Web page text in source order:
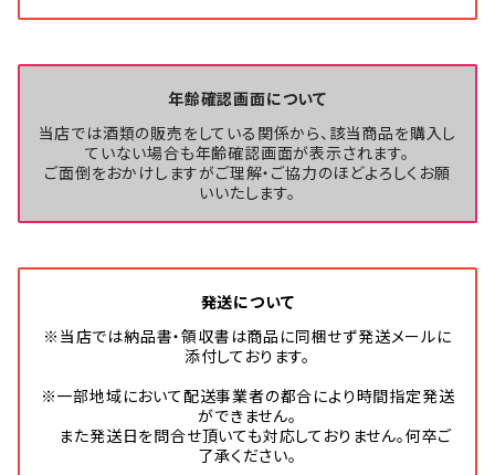
年齢確認画面について
当店では酒類の販売をしている関係から、該当商品を購入し
ていない場合も年齢確認画面が表示されます。
ご面倒をおかけしますがご理解・ご協力のほどよろしくお願
いいたします。
発送について
※当店では納品書・領収書は商品に同梱せず発送メールに
添付しております。
※一部地域において配送事業者の都合により時間指定発送
ができません。
また発送日を問合せ頂いても対応しておりません。何卒ご
了承ください。